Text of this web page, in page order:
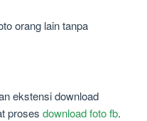
orang lain tanpa
ekstensi download
proses download foto fb.